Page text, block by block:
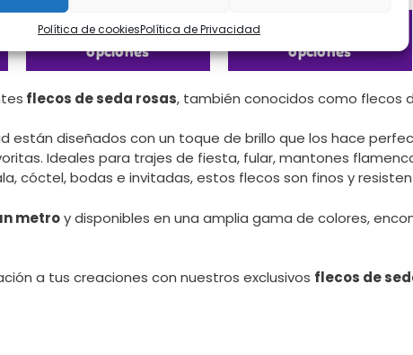
Política de cookiesPolítica de Privacidad
Seleccionar
opciones
opciones
flecos de seda rosas, también conocidos como flecos
están diseñados con un toque de brillo que los hace
Ideales para trajes de fiesta, fular, mantones
cóctel, bodas e invitadas, estos flecos son finos y
metroy disponibles en una amplia gama de colores,
a tus creaciones con nuestros exclusivos flecos de